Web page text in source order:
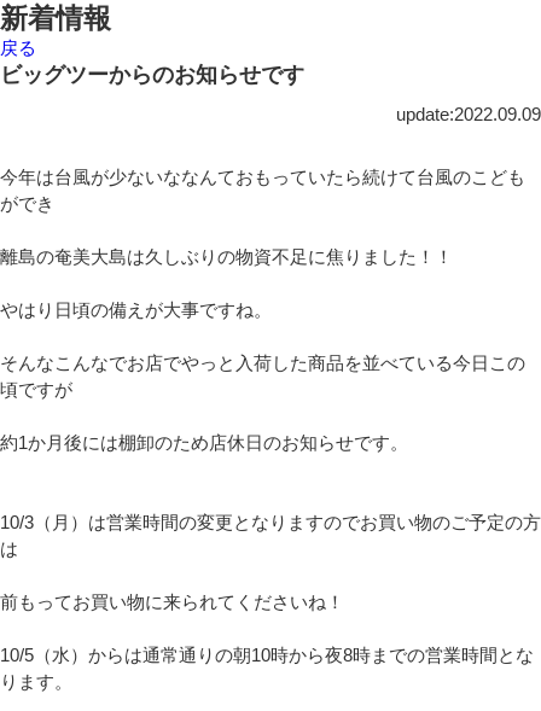
新着情報
戻る
ビッグツーからのお知らせです
update:2022.09.09
今年は台風が少ないななんておもっていたら続けて台風のこども
ができ
離島の奄美大島は久しぶりの物資不足に焦りました！！
やはり日頃の備えが大事ですね。
そんなこんなでお店でやっと入荷した商品を並べている今日この
頃ですが
約1か月後には棚卸のため店休日のお知らせです。
10/3（月）は営業時間の変更となりますのでお買い物のご予定の方
は
前もってお買い物に来られてくださいね！
10/5（水）からは通常通りの朝10時から夜8時までの営業時間とな
ります。